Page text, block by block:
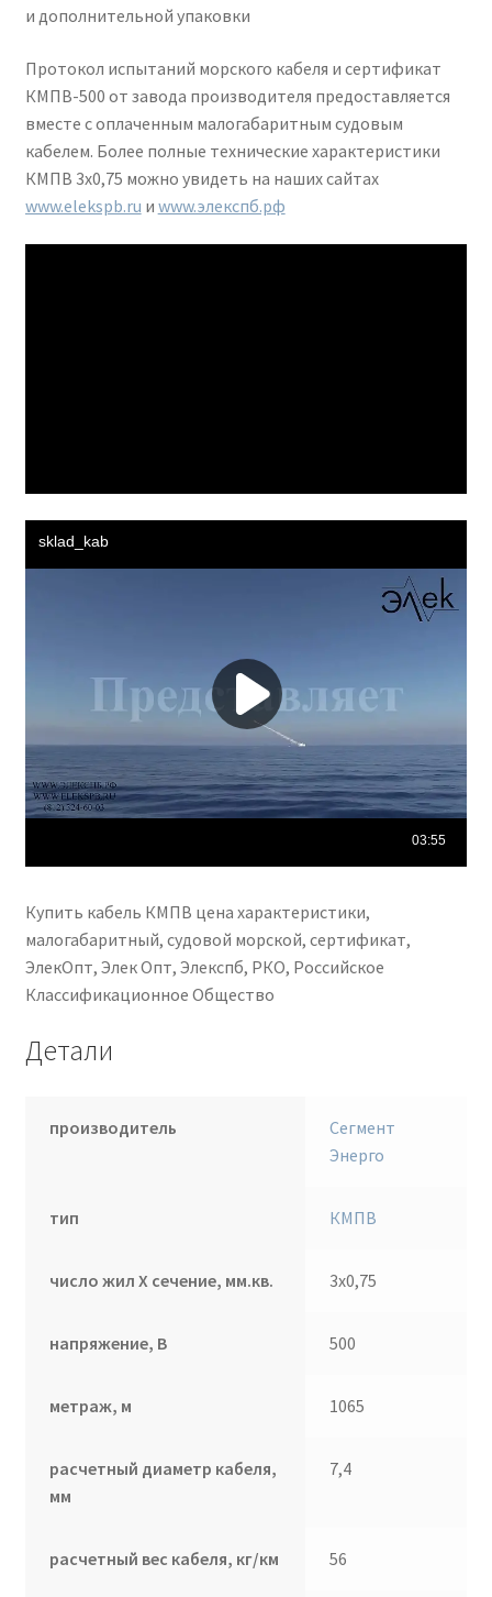
и дополнительной упаковки
Протокол испытаний морского кабеля и сертификат
КМПВ-500 от завода производителя предоставляется
вместе с оплаченным малогабаритным судовым
кабелем. Более полные технические характеристики
КМПВ 3х0,75 можно увидеть на наших сайтах
www.elekspb.ru и www.элекспб.рф
Купить кабель КМПВ цена характеристики,
малогабаритный, судовой морской, сертификат,
ЭлекОпт, Элек Опт, Элекспб, РКО, Российское
Классификационное Общество
Детали
производитель
Сегмент
Энерго
тип КМПВ
число жил Х сечение, мм.кв. 3х0,75
напряжение, В 500
метраж, м 1065
расчетный диаметр кабеля,
мм
7,4
расчетный вес кабеля, кг/км 56